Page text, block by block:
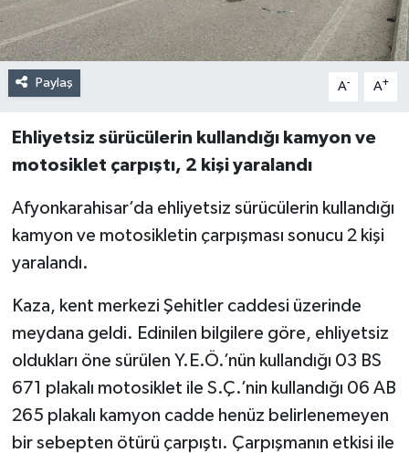
Paylaş A- A+
Ehliyetsiz sürücülerin kullandığı kamyon ve
motosiklet çarpıştı, 2 kişi yaralandı
Afyonkarahisar’da ehliyetsiz sürücülerin kullandığı
kamyon ve motosikletin çarpışması sonucu 2 kişi
yaralandı.
Kaza, kent merkezi Şehitler caddesi üzerinde
meydana geldi. Edinilen bilgilere göre, ehliyetsiz
oldukları öne sürülen Y.E.Ö.’nün kullandığı 03 BS
671 plakalı motosiklet ile S.Ç.’nin kullandığı 06 AB
265 plakalı kamyon cadde henüz belirlenemeyen
bir sebepten ötürü çarpıştı. Çarpışmanın etkisi ile